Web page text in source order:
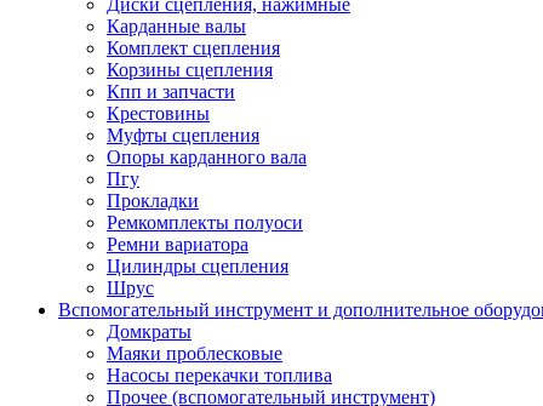
Диски сцепления, нажимные
Карданные валы
Комплект сцепления
Корзины сцепления
Кпп и запчасти
Крестовины
Муфты сцепления
Опоры карданного вала
Пгу
Прокладки
Ремкомплекты полуоси
Ремни вариатора
Цилиндры сцепления
Шрус
Вспомогательный инструмент и дополнительное
Домкраты
Маяки проблесковые
Насосы перекачки топлива
Прочее (вспомогательный инструмент)